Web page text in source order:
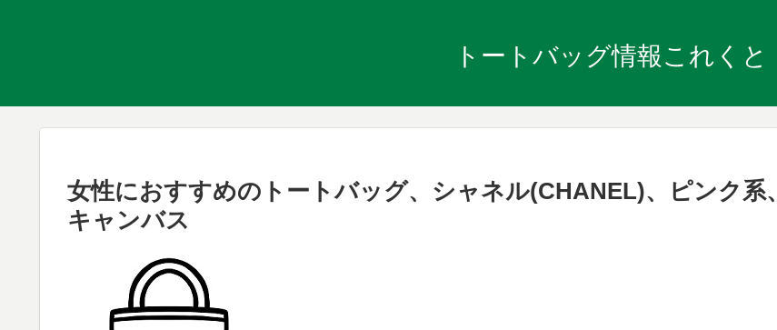
トートバッグ情報これくと
女性におすすめのトートバッグ、シャネル(CHANEL)、ピンク系、
キャンバス